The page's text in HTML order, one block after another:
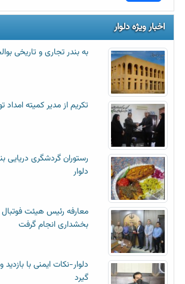
اخبار ویژه دلوار
به بندر تجاری و تاریخی
تکریم از مدیر کمیته
رستوران گردشگری دریایی
دلوار
معارفه رئیس هیئت
بخشداری انجام گرفت
دلوار-نکات ایمنی با بازدید
گیرد